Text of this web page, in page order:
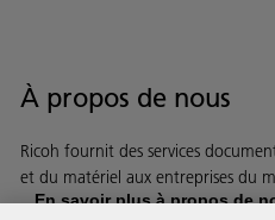
À propos de nous
Ricoh fournit des services
et du matériel aux entreprises du
En savoir plus à propos de